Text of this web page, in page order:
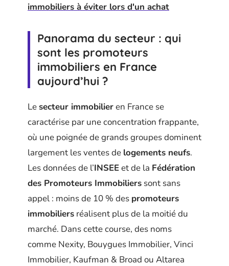
immobiliers à éviter lors d'un achat
Panorama du secteur : qui
sont les promoteurs
immobiliers en France
aujourd’hui ?
Lesecteur immobilieren France se
caractérise par une concentration frappante,
où une poignée de grands groupes dominent
largement les ventes de logements neufs.
Les données de l’INSEEet de la Fédération
des Promoteurs Immobiliers sont sans
appel : moins de 10 % des promoteurs
immobiliers réalisent plus de la moitié du
marché. Dans cette course, des noms
comme Nexity, Bouygues Immobilier, Vinci
Immobilier, Kaufman & Broad ou Altarea